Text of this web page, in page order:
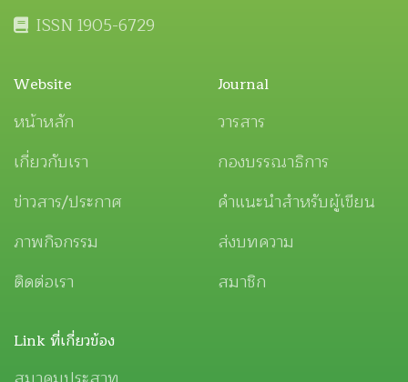
ISSN 1905-6729
Website
หน้าหลัก
เกี่ยวกับเรา
ข่าวสาร/ประกาศ
ภาพกิจกรรม
ติดต่อเรา
Journal
วารสาร
กองบรรณาธิการ
คำแนะนำสำหรับผู้เขียน
ส่งบทความ
สมาชิก
Link ที่เกี่ยวข้อง